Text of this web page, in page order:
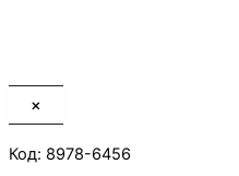
×
Код: 8978-6456